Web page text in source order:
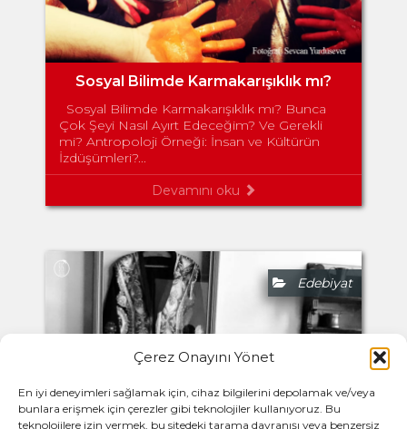
Çerez Onayını Yönet
En iyi deneyimleri sağlamak için, cihaz bilgilerini depolamak ve/veya
bunlara erişmek için çerezler gibi teknolojiler kullanıyoruz. Bu
teknolojilere izin vermek, bu sitedeki tarama davranışı veya benzersiz
Sosyal Bilimde Karmakarışıklık mı?
Sosyal Bilimde Karmakarışıklık mı? Bunca
Çok Şeyi Nasıl Ayırt Edeceğim? Ve Gerekli
mi? Antropoloji Örneği: İnsan ve Kültürün
İzdüşümleri?...
Devamını oku
Edebiyat